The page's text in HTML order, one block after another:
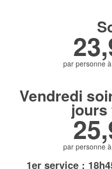
par personne
Vendredi
jours
par personne
1er service :